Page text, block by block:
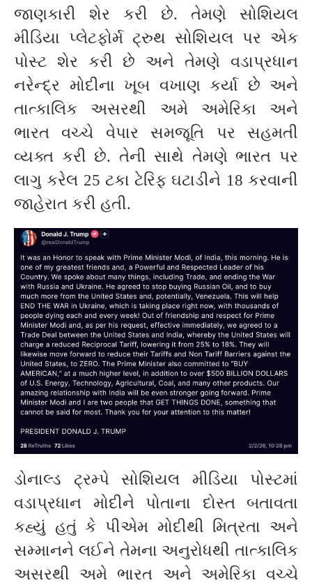
જાણકારી શેર કરી છે. તેમણે સોશિયલ
મીડિયા પ્લેટફોર્મ ટ્રુથ સોશિયલ પર એક
પોસ્ટ શેર કરી છે અને તેમણે વડાપ્રધાન
નરેન્દ્ર મોદીના ખૂબ વખાણ કર્યા છે અને
તાત્કાલિક અસરથી અમે અમેરિકા અને
ભારત વચ્ચે વેપાર સમજૂતિ પર સહમતી
વ્યક્ત કરી છે. તેની સાથે તેમણે ભારત પર
લાગુ કરેલ 25 ટકા ટેરિફ ઘટાડીને 18 કરવાની
જાહેરાત કરી હતી.
ડોનાલ્ડ ટ્રમ્પે સોશિયલ મીડિયા પોસ્ટમાં
વડાપ્રધાન મોદીને પોતાના દોસ્ત બતાવતા
કહ્યું હતું કે પીએમ મોદીથી મિત્રતા અને
સમ્માનને લઈને તેમના અનુરોધથી તાત્કાલિક
અસરથી અમે ભારત અને અમેરિકા વચ્ચે